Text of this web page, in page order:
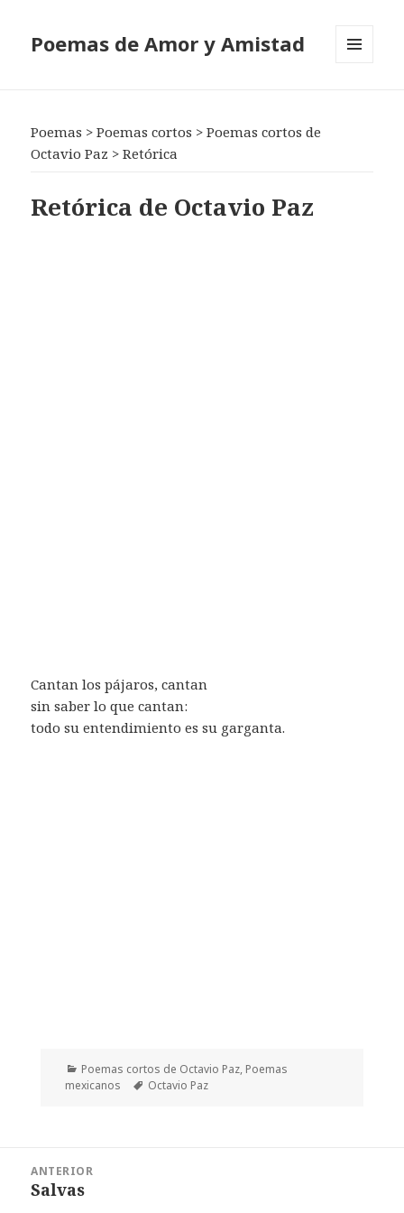
Poemas de Amor y Amistad
Poemas >Poemas cortos >Poemas cortos de
Octavio Paz >Retórica
Retórica de Octavio Paz
Cantan los pájaros, cantan
sin saber lo que cantan:
todo su entendimiento es su garganta.
Categorías
Poemas cortos de Octavio Paz, Poemas
mexicanos
Etiquetas
Octavio Paz
entradas
ANTERIOR
Entrada
Salvas